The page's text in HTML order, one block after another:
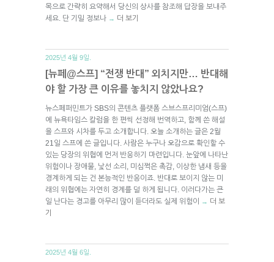
목으로 간략히 요약해서 당신의 상사를 참조해 답장을 보내주
세요. 단 기밀 정보나 → 더 보기
2025년 4월 9일.
[뉴페@스프] “전쟁 반대” 외치지만… 반대해
야 할 가장 큰 이유를 놓치지 않았나요?
뉴스페퍼민트가 SBS의 콘텐츠 플랫폼 스브스프리미엄(스프)
에 뉴욕타임스 칼럼을 한 편씩 선정해 번역하고, 함께 쓴 해설
을 스프와 시차를 두고 소개합니다. 오늘 소개하는 글은 2월
21일 스프에 쓴 글입니다. 사람은 누구나 오감으로 확인할 수
있는 당장의 위협에 먼저 반응하기 마련입니다. 눈앞에 나타난
위험이나 장애물, 낯선 소리, 미심쩍은 촉감, 이상한 냄새 등을
경계하게 되는 건 본능적인 반응이죠. 반대로 보이지 않는 미
래의 위협에는 자연히 경계를 덜 하게 됩니다. 이러다가는 큰
일 난다는 경고를 아무리 많이 듣더라도 실제 위험이
→ 더 보
기
2025년 4월 6일.